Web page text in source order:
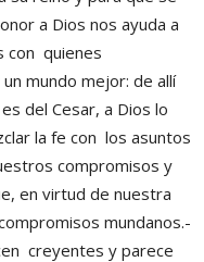
a Dios nos ayuda a
con quienes
mundo mejor: de allí
del Cesar, a Dios lo
la fe con los asuntos
compromisos y
en virtud de nuestra
mundanos.-
creyentes y parece